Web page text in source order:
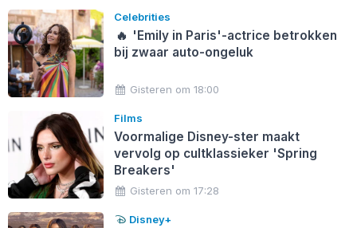
Celebrities
🔥 'Emily in Paris'-actrice betrokken
bij zwaar auto-ongeluk
Gisteren om 18:00
Films
Voormalige Disney-ster maakt
vervolg op cultklassieker 'Spring
Breakers'
Gisteren om 17:28
Disney+